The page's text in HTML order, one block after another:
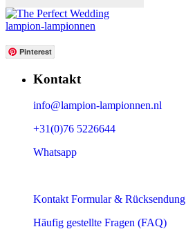
lampion-lampionnen
Pinterest
Kontakt
info@lampion-lampionnen.nl
+31(0)76 5226644
Whatsapp
Kontakt Formular & Rücksendung
Häufig gestellte Fragen (FAQ)